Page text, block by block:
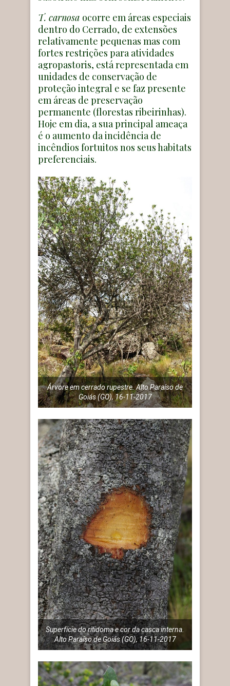
T. carnosa ocorre em áreas especiais
dentro do Cerrado, de extensões
relativamente pequenas mas com
fortes restrições para atividades
agropastoris, está representada em
unidades de conservação de
proteção integral e se faz presente
em áreas de preservação
permanente (florestas ribeirinhas).
Hoje em dia, a sua principal ameaça
é o aumento da incidência de
incêndios fortuitos nos seus habitats
preferenciais.
Árvore em cerrado rupestre. Alto Paraíso de
Goiás (GO), 16-11-2017
Superfície do ritidoma e cor da casca interna.
Alto Paraíso de Goiás (GO), 16-11-2017